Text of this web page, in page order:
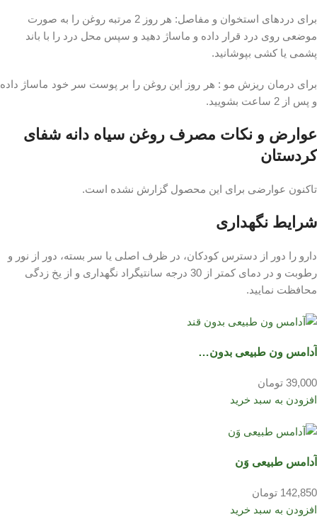
برای دردهای استخوان و مفاصل: هر روز 2 مرتبه روغن را به صورت
موضعی روی درد قرار داده و ماساژ دهید و سپس محل درد را با باند
پشمی یا کشی بپوشانید.
برای درمان ریزش مو : هر روز این روغن را بر پوست سر خود ماساژ داده
و پس از 2 ساعت بشویید.
عوارض و نکات مصرف روغن سیاه دانه شفای
کردستان
تاکنون عوارضی برای این محصول گزارش نشده است.
شرایط نگهداری
دارو را دور از دسترس کودکان، در ظرف اصلی یا سر بسته، دور از نور و
رطوبت و در دمای کمتر از 30 درجه سانتیگراد نگهداری و از یخ زدگی
محافظت نمایید.
آدامس ون طبیعی بدون…
39,000 تومان
افزودن به سبد خرید
آدامس طبیعی وَن
142,850 تومان
افزودن به سبد خرید